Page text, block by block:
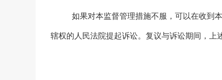
如果对本监督管理措施不服，可以在收到
辖权的人民法院提起诉讼。复议与诉讼期间，上